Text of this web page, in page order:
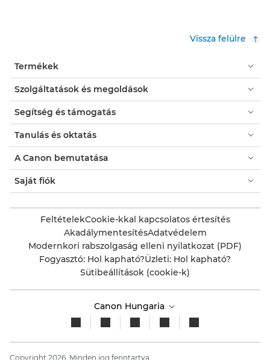
Vissza felülre
Termékek
Szolgáltatások és megoldások
Segítség és támogatás
Tanulás és oktatás
A Canon bemutatása
Saját fiók
FeltételekCookie-kkal kapcsolatos értesítés
AkadálymentesítésAdatvédelem
Modernkori rabszolgaság elleni nyilatkozat (PDF)
Fogyasztó: Hol kapható?Üzleti: Hol kapható?
Sütibeállítások (cookie-k)
Canon Hungaria
Copyright 2026. Minden jog fenntartva.